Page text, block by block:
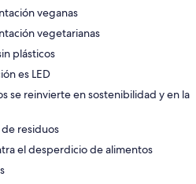
veganas
vegetarianas
plásticos
es LED
se reinvierte en sostenibilidad y en la
residuos
el desperdicio de alimentos